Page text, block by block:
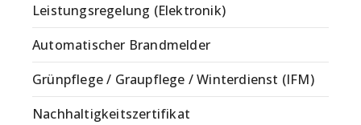
Leistungsregelung (Elektronik)
Automatischer Brandmelder
Grünpflege / Graupflege / Winterdienst (IFM)
Nachhaltigkeitszertifikat